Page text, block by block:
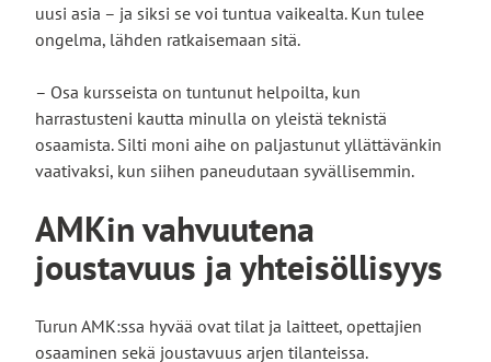
uusi asia – ja siksi se voi tuntua vaikealta. Kun tulee
ongelma, lähden ratkaisemaan sitä.
– Osa kursseista on tuntunut helpoilta, kun
harrastusteni kautta minulla on yleistä teknistä
osaamista. Silti moni aihe on paljastunut yllättävänkin
vaativaksi, kun siihen paneudutaan syvällisemmin.
AMKin vahvuutena
joustavuus ja yhteisöllisyys
Turun AMK:ssa hyvää ovat tilat ja laitteet, opettajien
osaaminen sekä joustavuus arjen tilanteissa.